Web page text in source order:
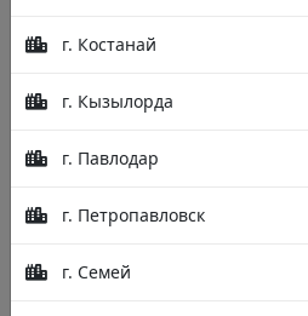
г. Костанай
г. Кызылорда
г. Павлодар
г. Петропавловск
г. Семей